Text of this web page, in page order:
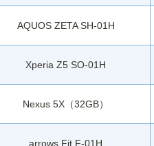
AQUOS ZETA SH-01H
Xperia Z5 SO-01H
Nexus 5X（32GB）
arrows Fit F-01H